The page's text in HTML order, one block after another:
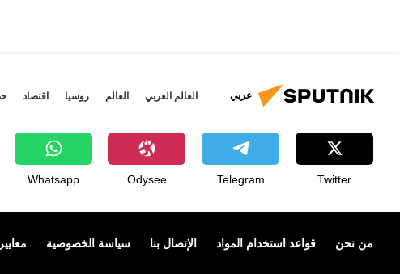
عربي العالم العربي العالم روسيا اقتصاد
Twitter
Telegram
Odysee
Whatsapp
من نحن قواعد استخدام المواد الإتصال بنا سياسة الخصوصية